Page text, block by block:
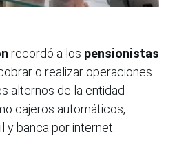
recordó a los pensionistas
o realizar operaciones
alternos de la entidad
cajeros automáticos,
y banca por internet.